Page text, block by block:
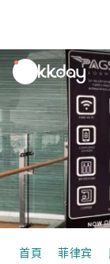
unread
notifications
首頁 菲律宾